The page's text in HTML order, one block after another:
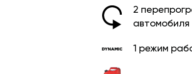
2
автомобиля
1 режим